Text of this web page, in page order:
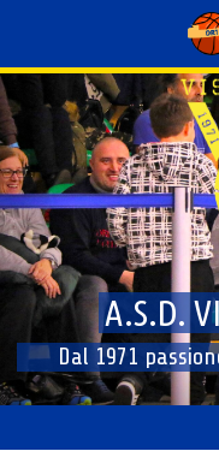
content
A.S.D.
Dal 1971